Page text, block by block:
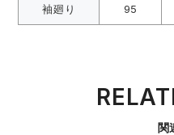
袖廻り 95
関